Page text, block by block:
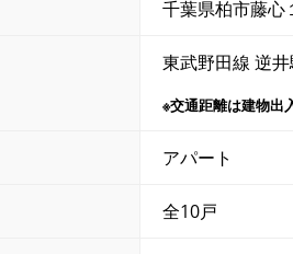
千葉県柏市藤心
東武野田線 逆
※交通距離は建物出
アパート
全10戸